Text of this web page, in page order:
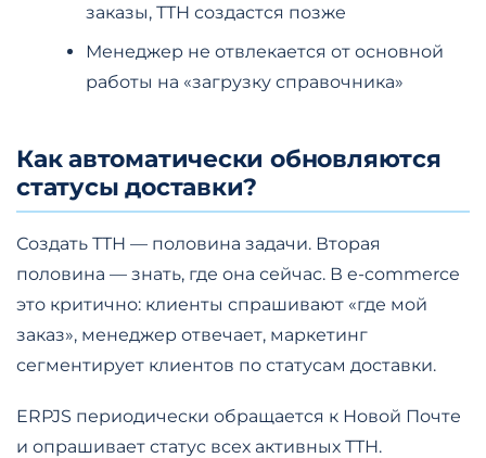
заказы, ТТН создастся позже
Менеджер не отвлекается от основной
работы на «загрузку справочника»
Как автоматически обновляются
статусы доставки?
Создать ТТН — половина задачи. Вторая
половина — знать, где она сейчас. В e-commerce
это критично: клиенты спрашивают «где мой
заказ», менеджер отвечает, маркетинг
сегментирует клиентов по статусам доставки.
ERPJS периодически обращается к Новой Почте
и опрашивает статус всех активных ТТН.